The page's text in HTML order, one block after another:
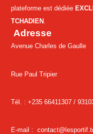
plateforme est dédiée
TCHADIEN .
Adresse
Avenue Charles de Gaulle
Rue Paul Tripier
Tél. : +235 66411307 /
E-mail :